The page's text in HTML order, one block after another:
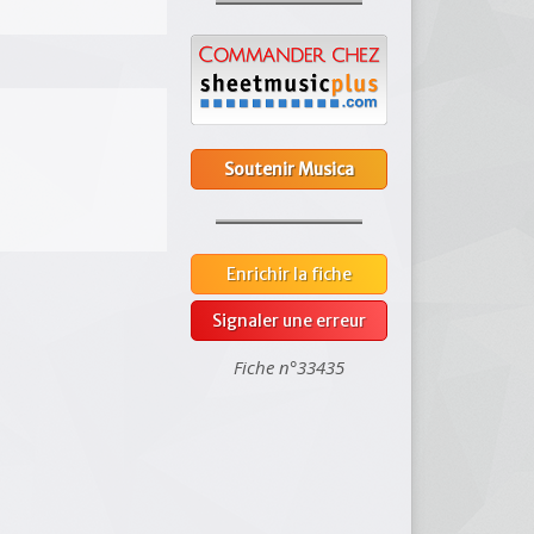
Soutenir Musica
Enrichir la fiche
Signaler une erreur
Fiche n°33435